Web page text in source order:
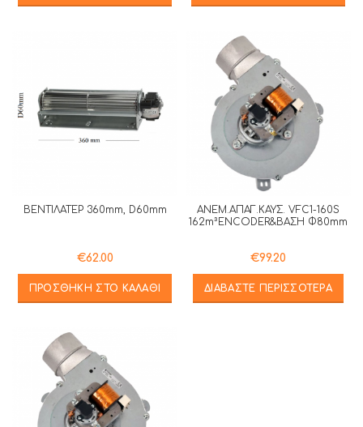
ΒΕΝΤΙΛΑΤΕΡ 360mm, D60mm
€62.00
ΠΡΟΣΘΉΚΗ ΣΤΟ ΚΑΛΆΘΙ
ΑΝΕΜ.ΑΠΑΓ.ΚΑΥΣ. VFC1-160S
162m³ENCODER&ΒΑΣΗ Φ80mm
€99.20
ΔΙΑΒΆΣΤΕ ΠΕΡΙΣΣΌΤΕΡΑ